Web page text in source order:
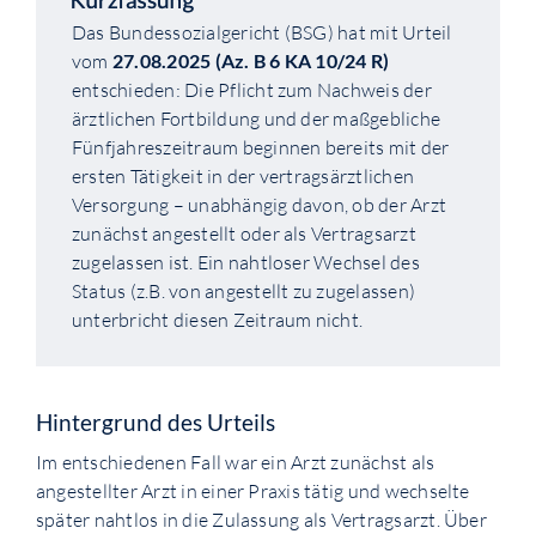
Das Bundessozialgericht (BSG) hat mit Urteil
vom 27.08.2025 (Az. B 6 KA 10/24 R)
entschieden: Die Pflicht zum Nachweis der
ärztlichen Fortbildung und der maßgebliche
Fünfjahreszeitraum beginnen bereits mit der
ersten Tätigkeit in der vertragsärztlichen
Versorgung – unabhängig davon, ob der Arzt
zunächst angestellt oder als Vertragsarzt
zugelassen ist. Ein nahtloser Wechsel des
Status (z.B. von angestellt zu zugelassen)
unterbricht diesen Zeitraum nicht.
Hintergrund des Urteils
Im entschiedenen Fall war ein Arzt zunächst als
angestellter Arzt in einer Praxis tätig und wechselte
später nahtlos in die Zulassung als Vertragsarzt. Über